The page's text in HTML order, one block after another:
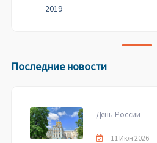
2019
Последние новости
День России
11 Июн 2026